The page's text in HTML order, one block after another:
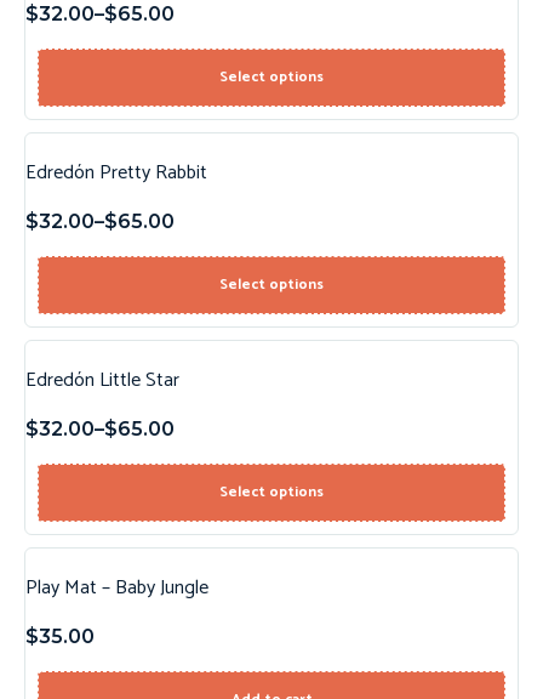
$32.00–$65.00
Select options
Edredón Pretty Rabbit
$32.00–$65.00
Select options
Edredón Little Star
$32.00–$65.00
Select options
Play Mat – Baby Jungle
$35.00